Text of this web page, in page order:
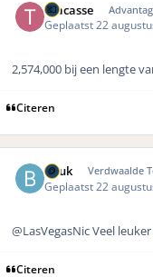
Tracasse
Geplaatst 22
2,574,000 bij een lengte
Citeren
Beuk Verdwaalde
Geplaatst 22
@LasVegasNic Veel
Citeren